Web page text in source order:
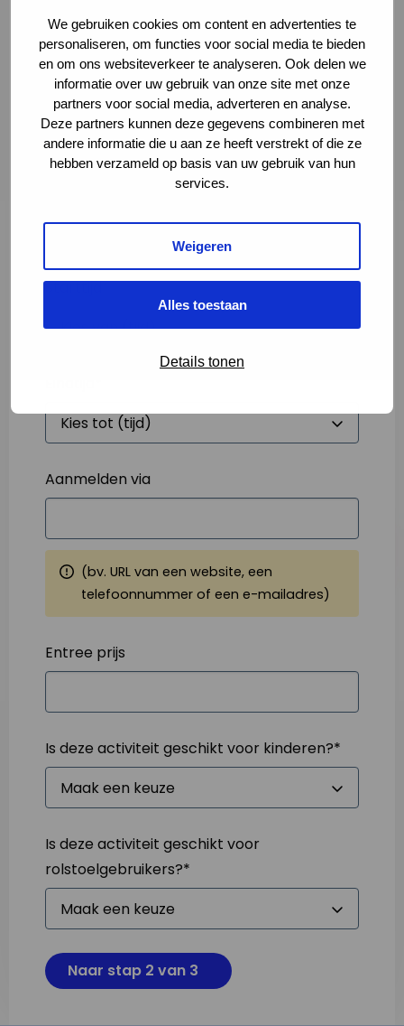
We gebruiken cookies om content en advertenties te
personaliseren, om functies voor social media te bieden
en om ons websiteverkeer te analyseren. Ook delen we
informatie over uw gebruik van onze site met onze
partners voor social media, adverteren en analyse.
Deze partners kunnen deze gegevens combineren met
andere informatie die u aan ze heeft verstrekt of die ze
hebben verzameld op basis van uw gebruik van hun
services.
Weigeren
Alles toestaan
Details tonen
Volledige omschrijving*
Starttijd*
Aanmelden via
(bv. URL van een website, een
telefoonnummer of een e-mailadres)
Entree prijs
Is deze activiteit geschikt voor kinderen?*
Is deze activiteit geschikt voor
rolstoelgebruikers?*